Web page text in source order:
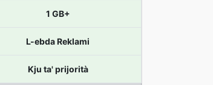
1 GB+
L-ebda Reklami
Kju ta' prijorità